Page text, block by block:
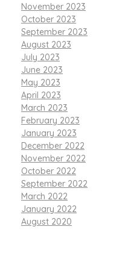
November 2023
October 2023
September 2023
August 2023
July 2023
June 2023
May 2023
April 2023
March 2023
February 2023
January 2023
December 2022
November 2022
October 2022
September 2022
March 2022
January 2022
August 2020